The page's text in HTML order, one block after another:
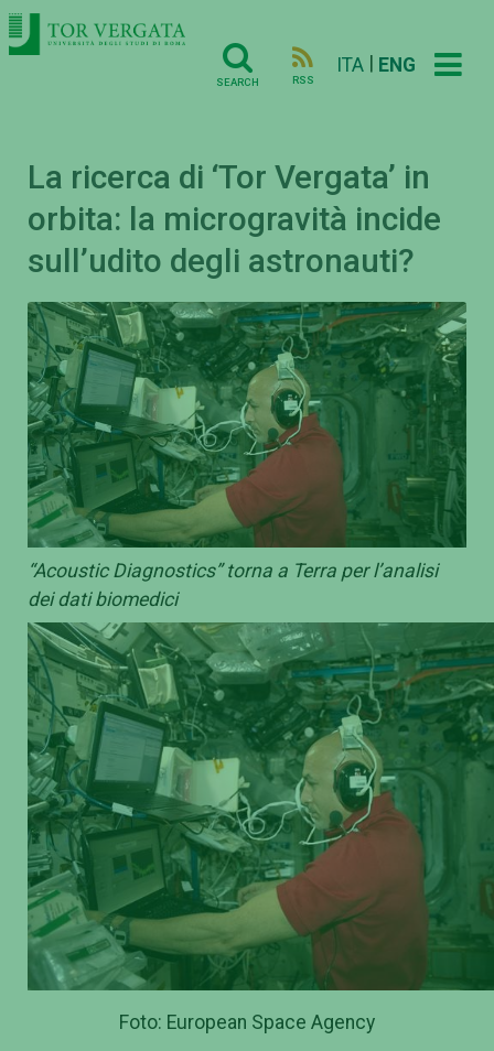
SEARCH RSS
ITA ENG
La ricerca di ‘Tor Vergata’ in
orbita: la microgravità incide
sull’udito degli astronauti?
“Acoustic Diagnostics” torna a Terra per l’analisi
dei dati biomedici
Foto: European Space Agency